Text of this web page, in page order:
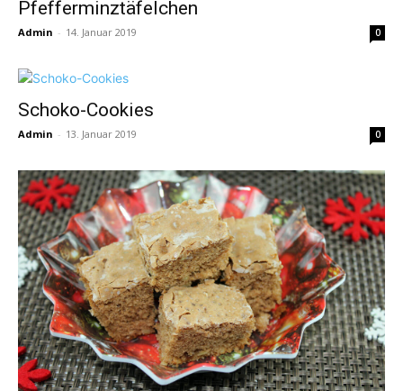
Pfefferminztäfelchen
Admin - 14. Januar 2019 0
Schoko-Cookies
Admin - 13. Januar 2019 0